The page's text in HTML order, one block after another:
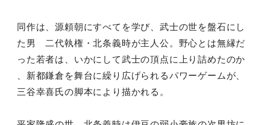
同作は、源頼朝にすべてを学び、武士の世を盤石にし
た男 二代執権・北条義時が主人公。野心とは無縁だ
った若者は、いかにして武士の頂点に上り詰めたのか
、新都鎌倉を舞台に繰り広げられるパワーゲームが、
三谷幸喜氏の脚本により描かれる。